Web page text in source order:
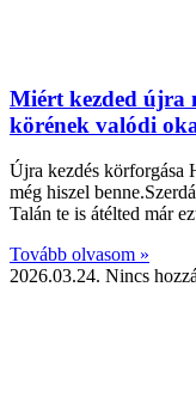
Miért kezded újra
körének valódi
Újra kezdés körforgása
még hiszel
Talán te is átélted már
Tovább olvasom »
2026.03.24. Nincs